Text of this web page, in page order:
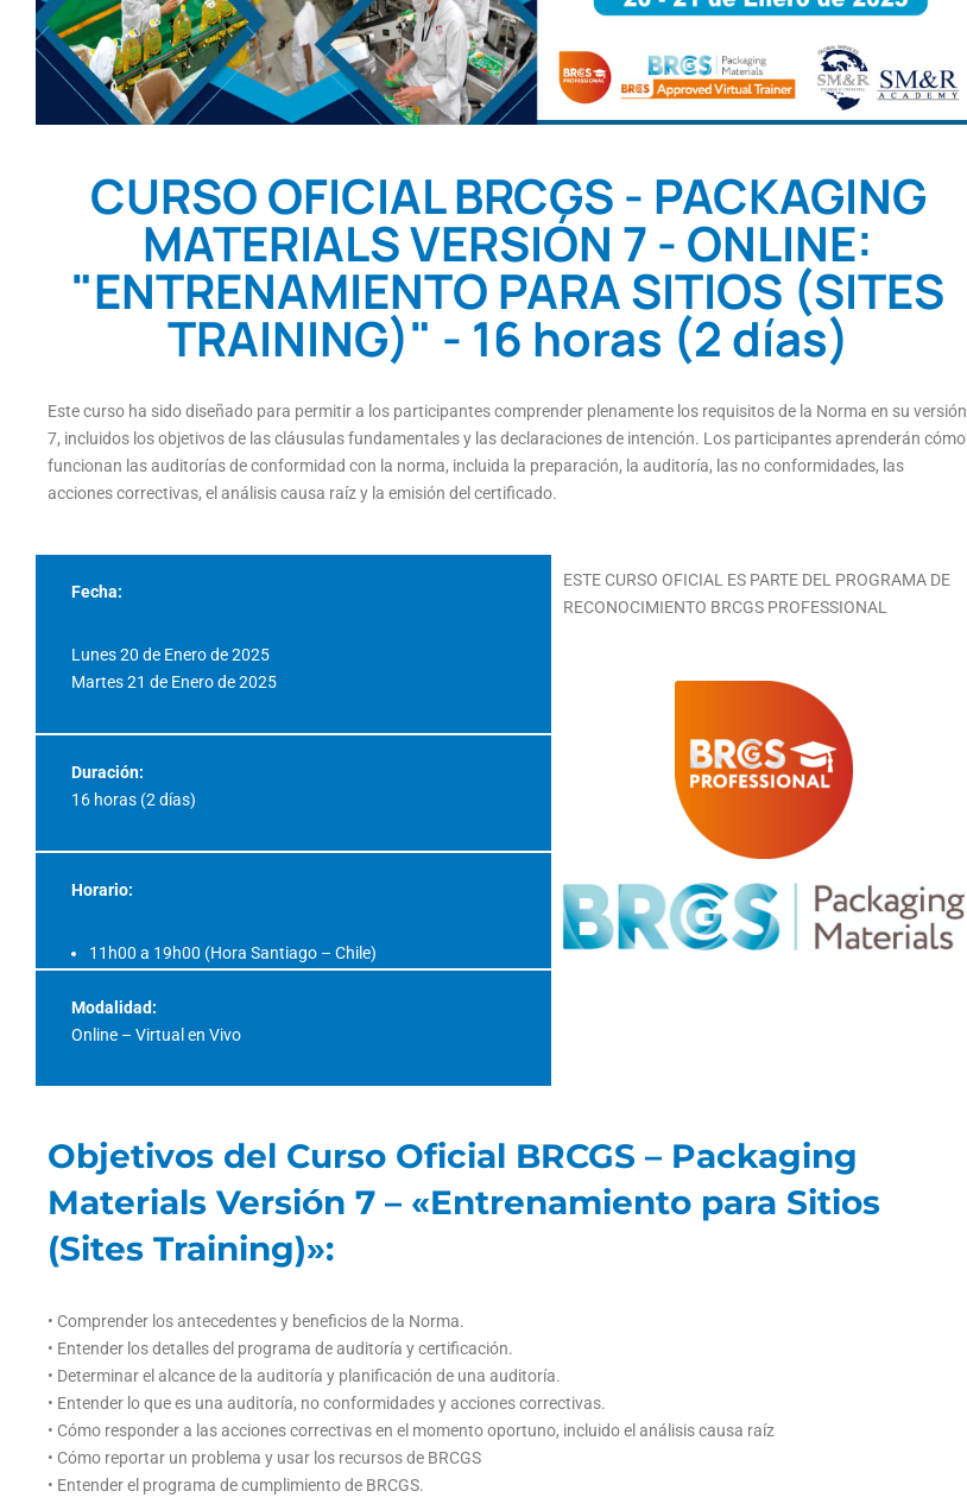
CURSO OFICIAL BRCGS - PACKAGING
MATERIALS VERSIÓN 7 - ONLINE:
"ENTRENAMIENTO PARA SITIOS (SITES
TRAINING)" - 16 horas (2 días)
Este curso ha sido diseñado para permitir a los participantes comprender plenamente los requisitos de la Norma en su versión
7, incluidos los objetivos de las cláusulas fundamentales y las declaraciones de intención. Los participantes aprenderán cómo
funcionan las auditorías de conformidad con la norma, incluida la preparación, la auditoría, las no conformidades, las
acciones correctivas, el análisis causa raíz y la emisión del certificado.
Fecha:
Lunes 20 de Enero de 2025
Martes 21 de Enero de 2025
Duración:
16 horas (2 días)
Horario:
11h00 a 19h00 (Hora Santiago – Chile)
Modalidad:
Online – Virtual en Vivo
ESTE CURSO OFICIAL ES PARTE DEL PROGRAMA DE
RECONOCIMIENTO BRCGS PROFESSIONAL
Objetivos del Curso Oficial BRCGS – Packaging
Materials Versión 7 – «Entrenamiento para Sitios
(Sites Training)»:
• Comprender los antecedentes y beneficios de la Norma.
• Entender los detalles del programa de auditoría y certificación.
• Determinar el alcance de la auditoría y planificación de una auditoría.
• Entender lo que es una auditoría, no conformidades y acciones correctivas.
• Cómo responder a las acciones correctivas en el momento oportuno, incluido el análisis causa raíz
• Cómo reportar un problema y usar los recursos de BRCGS
• Entender el programa de cumplimiento de BRCGS.